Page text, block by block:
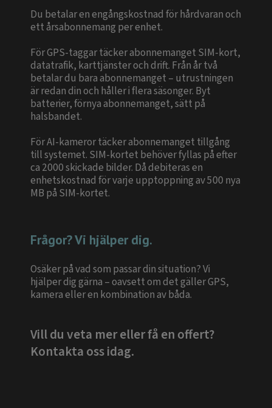
Du betalar en engångskostnad för hårdvaran och
ett årsabonnemang per enhet.
För GPS-taggar täcker abonnemanget SIM-kort,
datatrafik, karttjänster och drift. Från år två
betalar du bara abonnemanget – utrustningen
är redan din och håller i flera säsonger. Byt
batterier, förnya abonnemanget, sätt på
halsbandet.
För AI-kameror täcker abonnemanget tillgång
till systemet. SIM-kortet behöver fyllas på efter
ca 2000 skickade bilder. Då debiteras en
enhetskostnad för varje upptoppning av 500 nya
MB på SIM-kortet.
Frågor? Vi hjälper dig.
Osäker på vad som passar din situation? Vi
hjälper dig gärna – oavsett om det gäller GPS,
kamera eller en kombination av båda.
Vill du veta mer eller få en offert?
Kontakta oss idag.